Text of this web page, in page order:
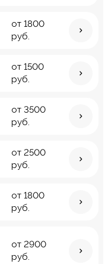
от 1800
руб.
от 1500
руб.
от 3500
руб.
от 2500
руб.
от 1800
руб.
от 2900
руб.